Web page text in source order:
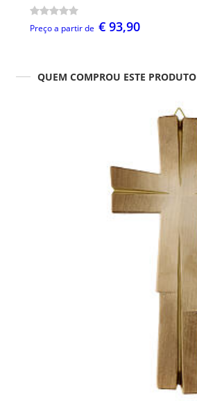
Preço a partir de € 93,90
QUEM COMPROU ESTE